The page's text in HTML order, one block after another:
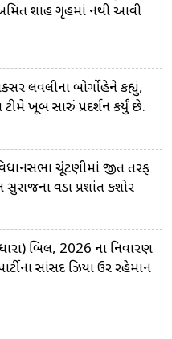
શાહ ગૃહમાં નથી આવી
લવલીના બોર્ગોહેને કહ્યું,
ખૂબ સારું પ્રદર્શન કર્યું છે.
ચૂંટણીમાં જીત તરફ
વડા પ્રશાંત કિશોર
બિલ, 2026 ના નિવારણ
સાંસદ ઝિયા ઉર રહેમાન